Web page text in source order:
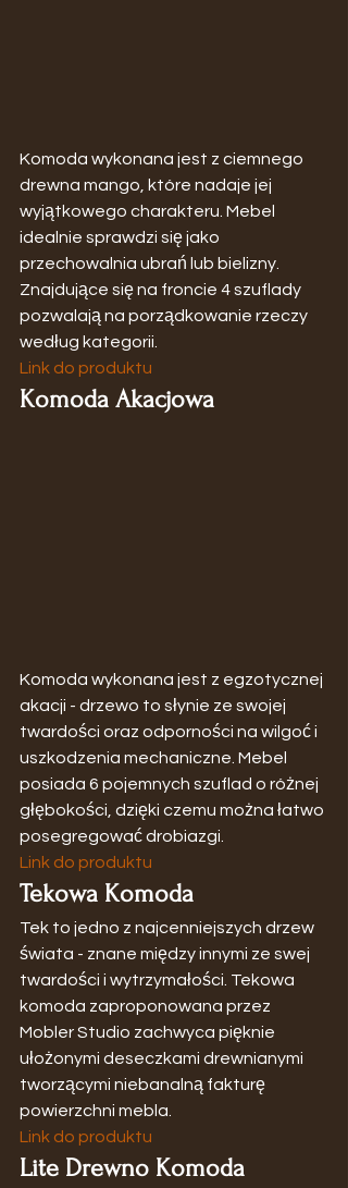
Komoda wykonana jest z ciemnego
drewna mango, które nadaje jej
wyjątkowego charakteru. Mebel
idealnie sprawdzi się jako
przechowalnia ubrań lub bielizny.
Znajdujące się na froncie 4 szuflady
pozwalają na porządkowanie rzeczy
według kategorii.
Link do produktu
Komoda Akacjowa
Komoda wykonana jest z egzotycznej
akacji - drzewo to słynie ze swojej
twardości oraz odporności na wilgoć i
uszkodzenia mechaniczne. Mebel
posiada 6 pojemnych szuflad o różnej
głębokości, dzięki czemu można łatwo
posegregować drobiazgi.
Link do produktu
Tekowa Komoda
Tek to jedno z najcenniejszych drzew
świata - znane między innymi ze swej
twardości i wytrzymałości. Tekowa
komoda zaproponowana przez
Mobler Studio zachwyca pięknie
ułożonymi deseczkami drewnianymi
tworzącymi niebanalną fakturę
powierzchni mebla.
Link do produktu
Lite Drewno Komoda